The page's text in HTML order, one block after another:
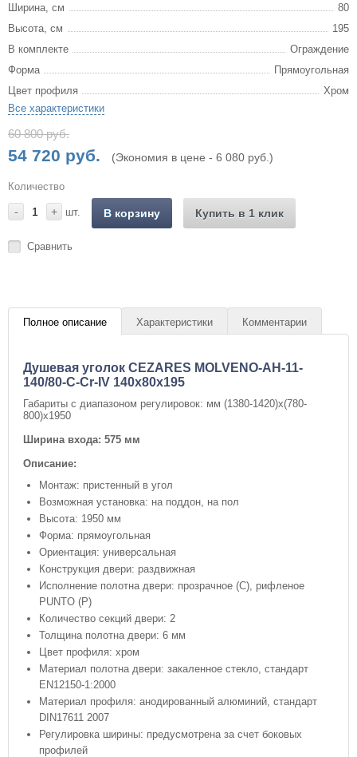
Ширина, см
80
Высота, см
195
В комплекте
Ограждение
Форма
Прямоугольная
Цвет профиля
Хром
Все характеристики
60 800 руб.
54 720 руб. (Экономия в цене - 6 080 руб.)
Количество
- + шт. В корзину Купить в 1 клик
Сравнить
Полное описание Характеристики Комментарии
Душевая уголок CEZARES MOLVENO-AH-11-
140/80-C-Cr-IV 140x80x195
Габариты с диапазоном регулировок: мм (1380-1420)x(780-
800)x1950
Ширина входа: 575 мм
Описание:
Монтаж: пристенный в угол
Возможная установка: на поддон, на пол
Высота: 1950 мм
Форма: прямоугольная
Ориентация: универсальная
Конструкция двери: раздвижная
Исполнение полотна двери: прозрачное (C), рифленое
PUNTO (P)
Количество секций двери: 2
Толщина полотна двери: 6 мм
Цвет профиля: хром
Материал полотна двери: закаленное стекло, стандарт
EN12150-1:2000
Материал профиля: анодированный алюминий, стандарт
DIN17611 2007
Регулировка ширины: предусмотрена за счет боковых
профилей